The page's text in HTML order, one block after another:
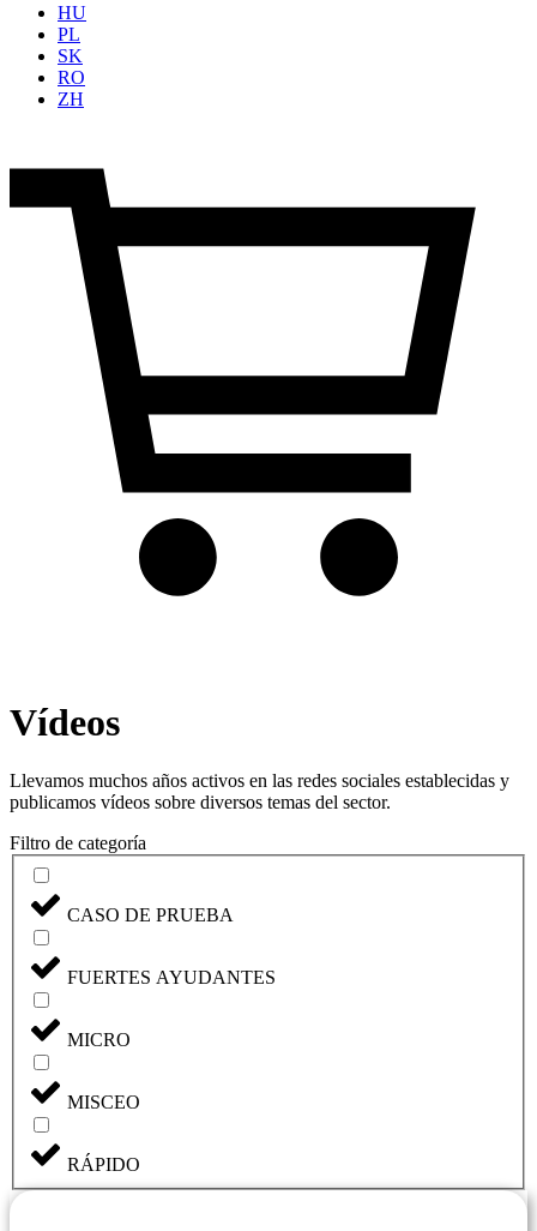
HU
PL
SK
RO
ZH
Vídeos
Llevamos muchos años activos en las redes sociales establecidas y
publicamos vídeos sobre diversos temas del sector.
Filtro de categoría
CASO DE PRUEBA
FUERTES AYUDANTES
MICRO
MISCEO
RÁPIDO